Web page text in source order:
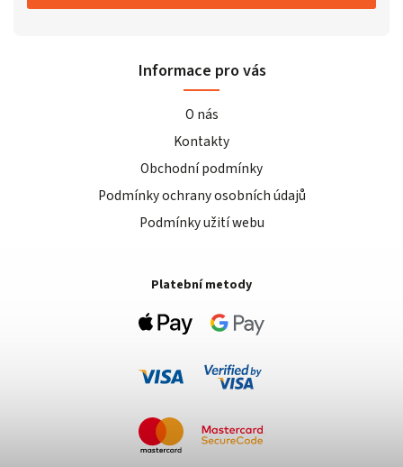
Informace pro vás
O nás
Kontakty
Obchodní podmínky
Podmínky ochrany osobních údajů
Podmínky užití webu
Platební metody